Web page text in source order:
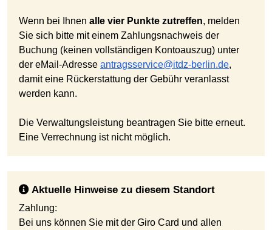
Wenn bei Ihnen alle vier Punkte zutreffen, melden
Sie sich bitte mit einem Zahlungsnachweis der
Buchung (keinen vollständigen Kontoauszug) unter
der eMail-Adresse antragsservice@itdz-berlin.de,
damit eine Rückerstattung der Gebühr veranlasst
werden kann.
Die Verwaltungsleistung beantragen Sie bitte erneut.
Eine Verrechnung ist nicht möglich.
Aktuelle Hinweise zu diesem Standort
Zahlung:
Bei uns können Sie mit der Giro Card und allen